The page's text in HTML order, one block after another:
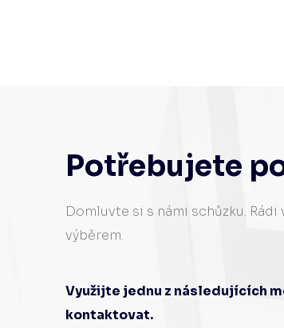
Potřebujete
Domluvte si s námi schůzku. Rádi
výběrem.
Využijte jednu z následujících
kontaktovat.